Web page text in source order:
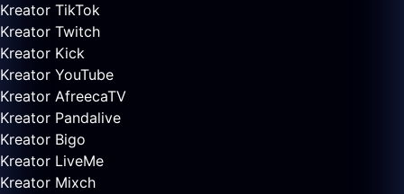
Kreator TikTok
Kreator Twitch
Kreator Kick
Kreator YouTube
Kreator AfreecaTV
Kreator Pandalive
Kreator Bigo
Kreator LiveMe
Kreator Mixch